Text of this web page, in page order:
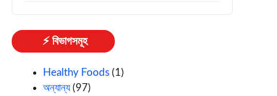
⚡ বিভাগসমূহ
Healthy Foods (1)
অন্যান্য(97)